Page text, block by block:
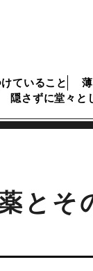
ていること
隠さずに堂々と
とそ